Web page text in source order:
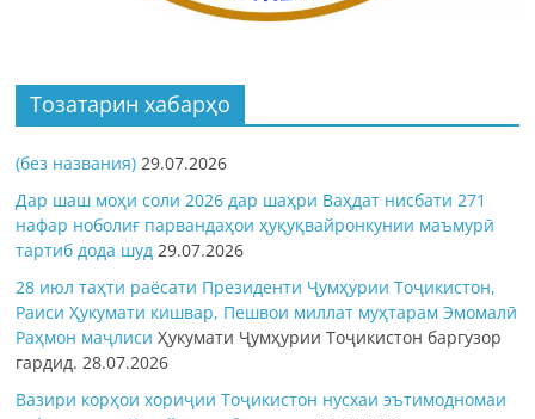
Тозатарин хабарҳо
(без названия) 29.07.2026
Дар шаш моҳи соли 2026 дар шаҳри Ваҳдат нисбати 271
нафар ноболиғ парвандаҳои ҳуқуқвайронкунии маъмурӣ
тартиб дода шуд 29.07.2026
28 июл таҳти раёсати Президенти Ҷумҳурии Тоҷикистон,
Раиси Ҳукумати кишвар, Пешвои миллат муҳтарам Эмомалӣ
Раҳмон маҷлисиҲукумати Ҷумҳурии Тоҷикистон баргузор
гардид.28.07.2026
Вазири корҳои хориҷии Тоҷикистон нусхаи эътимодномаи